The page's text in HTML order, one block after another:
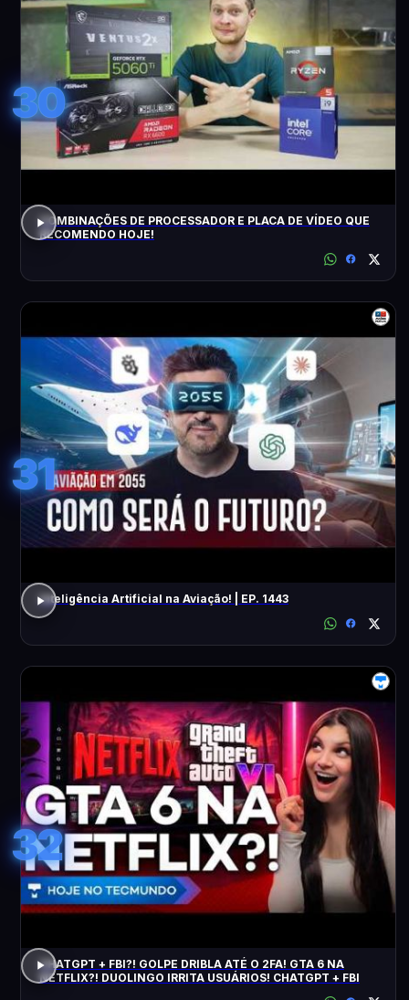
30
COMBINAÇÕES DE PROCESSADOR E PLACA DE VÍDEO QUE
RECOMENDO HOJE!
31
Inteligência Artificial na Aviação! | EP. 1443
32
CHATGPT + FBI?! GOLPE DRIBLA ATÉ O 2FA! GTA 6 NA
NETFLIX?! DUOLINGO IRRITA USUÁRIOS! CHATGPT + FBI